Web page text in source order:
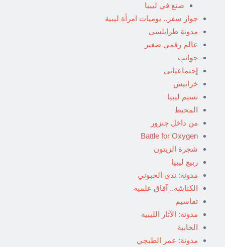
صنع في ليبيا
جواز سفر.. يوميات امرأة ليبية
مدونة طرابلسي
عالم رقمي صغير
جوانب
إجتماعياتي
خرابيش
نسيم ليبيا
المحيط
من داخل جنزور
Battle for Oxygen
شجرة الزيتون
ربيع ليبيا
مدونة: ندى الحبوني
الكناشة.. آفاق علمية
تقاسيم
مدونة: الآثار الليبية
الخابية
مدونة: عمر الطبجي